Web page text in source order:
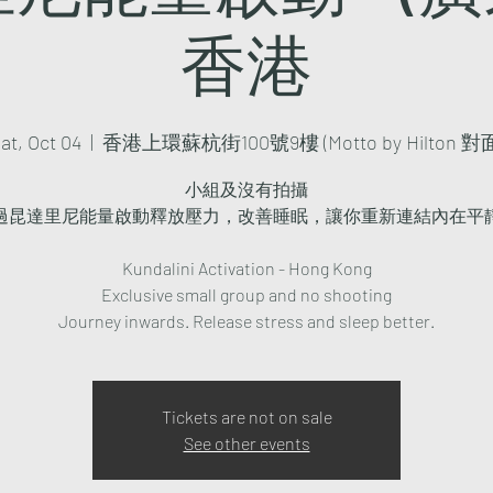
香港
Oct 04
  |
香港上環蘇杭街100號9樓 (Motto by Hilton 對
小組及沒有拍攝
昆達里尼能量啟動釋放壓力，改善睡眠，讓你重新連結內在平
Kundalini Activation - Hong Kong
Exclusive small group and no shooting
Journey inwards. Release stress and sleep better.
Tickets are not on sale
See other events